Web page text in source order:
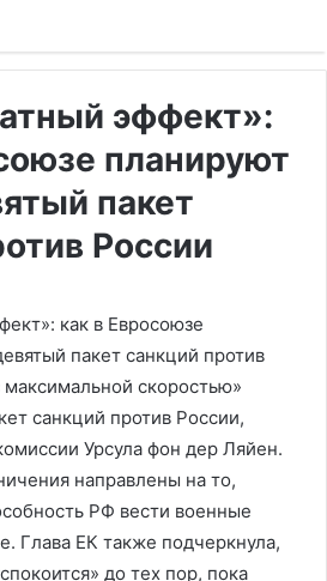
эффект»:
планируют
пакет
России
как в Евросоюзе
пакет санкций против
скоростью»
санкций против России,
Урсула фон дер Ляйен.
направлены на то,
РФ вести военные
Глава ЕК также подчеркнула,
до тех пор, пока